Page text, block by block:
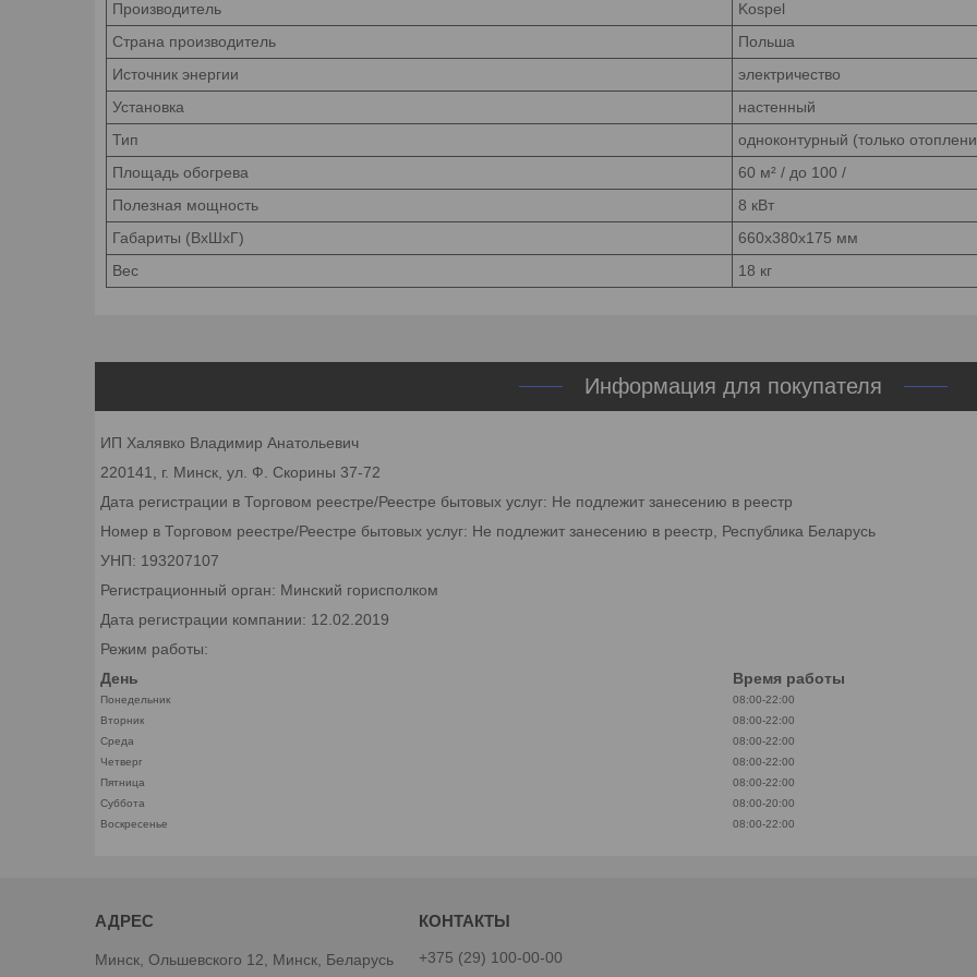
Производитель
Kospel
Страна производитель
Польша
Источник энергии
электричество
Установка
настенный
Тип
одноконтурный (только
Площадь обогрева 60 м² / до 100 /
Полезная мощность
8 кВт
Габариты (ВхШхГ)
660x380x175 мм
Вес
18 кг
Информация для покупателя
ИП Халявко Владимир Анатольевич
220141, г. Минск, ул. Ф. Скорины 37-72
Дата регистрации в Торговом реестре/Реестре бытовых услуг: Не подлежит занесению в реестр
Номер в Торговом реестре/Реестре бытовых услуг: Не подлежит занесению в реестр, Республика Беларусь
УНП: 193207107
Регистрационный орган: Минский горисполком
Дата регистрации компании: 12.02.2019
Режим работы:
День
Время работы
Понедельник
08:00-22:00
Вторник
08:00-22:00
Среда
08:00-22:00
Четверг
08:00-22:00
Пятница
08:00-22:00
Суббота
08:00-20:00
Воскресенье
08:00-22:00
Минск, Ольшевского 12, Минск, Беларусь +375 (29) 100-00-00